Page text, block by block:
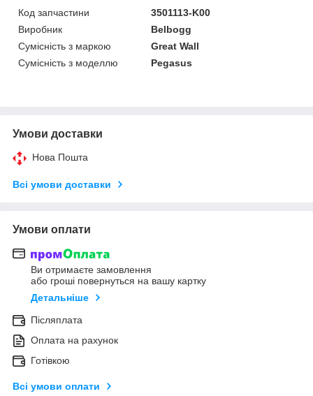
Код запчастини
3501113-K00
Виробник
Belbogg
Сумісність з маркою
Great Wall
Сумісність з моделлю
Pegasus
Умови доставки
Нова Пошта
Всі умови доставки
Умови оплати
Ви отримаєте замовлення
або гроші повернуться на вашу картку
Детальніше
Післяплата
Оплата на рахунок
Готівкою
Всі умови оплати